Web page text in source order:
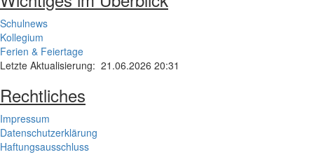
Schulnews
Kollegium
Ferien & Feiertage
Letzte Aktualisierung: 21.06.2026 20:31
Rechtliches
Impressum
Datenschutzerklärung
Haftungsausschluss